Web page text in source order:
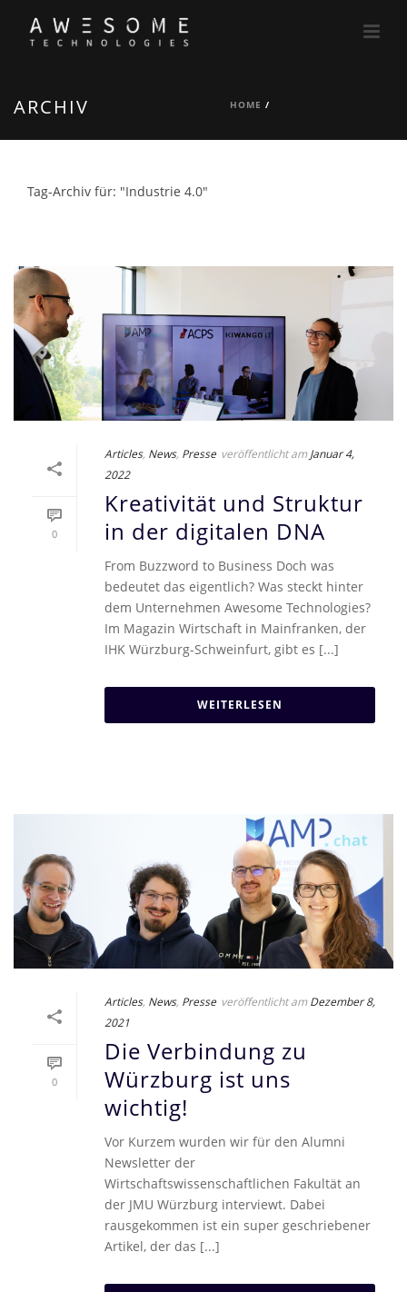
ARCHIV HOME /
Tag-Archiv für: "Industrie 4.0"
0
Articles, News, Presse veröffentlicht am Januar 4,
2022
Kreativität und Struktur
in der digitalen DNA
From Buzzword to Business Doch was
bedeutet das eigentlich? Was steckt hinter
dem Unternehmen Awesome Technologies?
Im Magazin Wirtschaft in Mainfranken, der
IHK Würzburg-Schweinfurt, gibt es [...]
WEITERLESEN
0
Articles, News, Presse veröffentlicht am Dezember 8,
2021
Die Verbindung zu
Würzburg ist uns
wichtig!
Vor Kurzem wurden wir für den Alumni
Newsletter der
Wirtschaftswissenschaftlichen Fakultät an
der JMU Würzburg interviewt. Dabei
rausgekommen ist ein super geschriebener
Artikel, der das [...]